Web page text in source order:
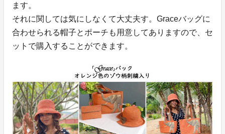
ます。
それに関しては気にしなくて大丈夫す。Graceバッグに
合わせられる帽子とポーチも用意してありますので、セ
ットで購入することができます。